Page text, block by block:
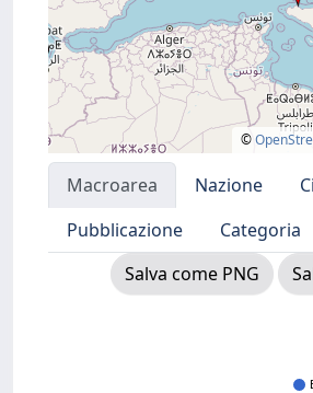
©
Macroarea Nazione
Pubblicazione
Categoria
Salva come PNG